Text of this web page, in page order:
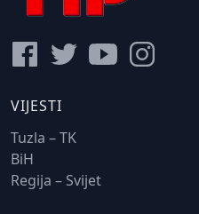
VIJESTI
Tuzla – TK
BiH
Regija – Svijet